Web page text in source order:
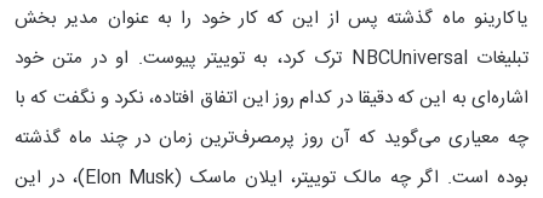
یاکارینو ماه گذشته پس از این که کار خود را به عنوان مدیر بخش
تبلیغات NBCUniversal ترک کرد، به توییتر پیوست. او در متن خود
اشاره‌ای به این که دقیقا در کدام روز این اتفاق افتاده، نکرد و نگفت که با
چه معیاری می‌گوید که آن روز پرمصرف‌ترین زمان در چند ماه گذشته
بوده است. اگر چه مالک توییتر، ایلان ماسک (Elon Musk)، در این